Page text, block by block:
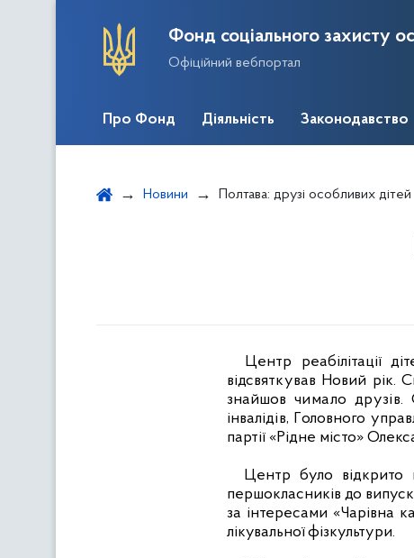
Фонд соціального захисту
Офіційний вебпортал
Про Фонд Діяльність Законодавство
Новини Полтава: друзі особливих дітей
Центр реабілітації
відсвяткував Новий рік.
знайшов чимало
інвалідів, Головного
партії «Рідне місто»
Центр було відкрито
першокласників до
за інтересами «Чарівна
лікувальної фізкультури.